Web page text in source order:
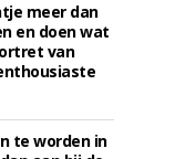
meer dan
en doen wat
van
te worden in